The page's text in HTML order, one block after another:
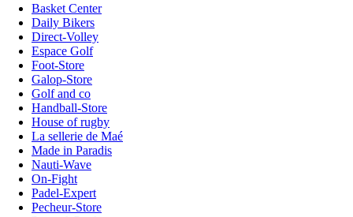
Basket Center
Daily Bikers
Direct-Volley
Espace Golf
Foot-Store
Galop-Store
Golf and co
Handball-Store
House of rugby
La sellerie de Maé
Made in Paradis
Nauti-Wave
On-Fight
Padel-Expert
Pecheur-Store